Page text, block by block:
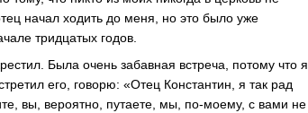
начал ходить до меня, но это было уже
тридцатых годов.
Была очень забавная встреча, потому что я
его, говорю: «Отец Константин, я так рад
вы, вероятно, путаете, мы, по-моему, с вами не